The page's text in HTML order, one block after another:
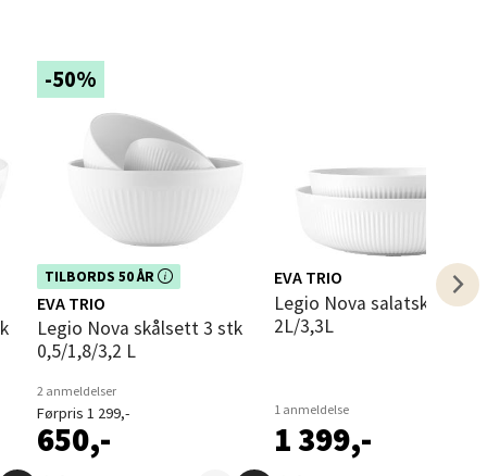
-50%
TILBORDS 50 ÅR
Dette produktet er inkludert i vår
kampanje. Benytt deg av rabatten i
dag!
EVA TRIO
Legio Nova skålsett 3 stk
0,5/1,8/3,2 L
2 anmeldelser
Førpris 1 299,-
650,-
EVA TRIO
Legio Nova salatskåler 2 stk
2L/3,3L
1 anmeldelse
1 399,-